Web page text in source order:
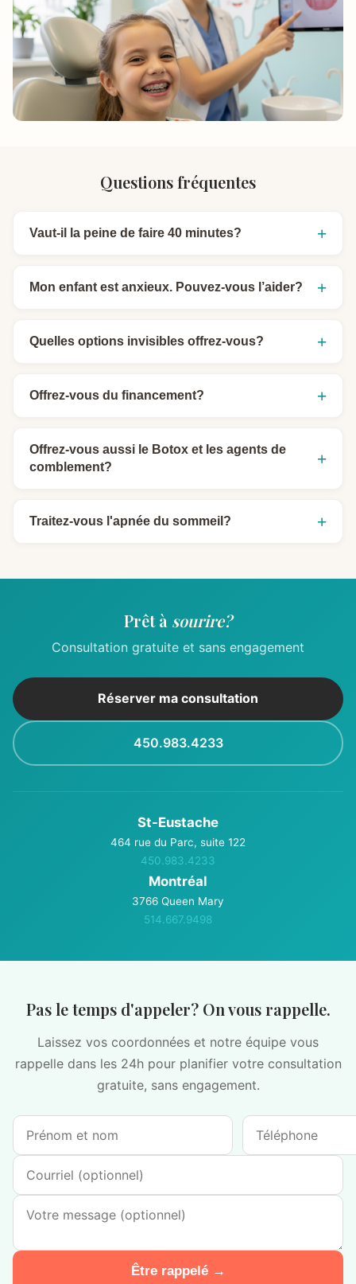
Questions fréquentes
Vaut-il la peine de faire 40 minutes?
Mon enfant est anxieux. Pouvez-vous l’aider?
Quelles options invisibles offrez-vous?
Offrez-vous du financement?
Offrez-vous aussi le Botox et les agents de
comblement?
Traitez-vous l'apnée du sommeil?
Prêt à sourire?
Consultation gratuite et sans engagement
Réserver ma consultation
450.983.4233
St-Eustache
464 rue du Parc, suite 122
450.983.4233
Montréal
3766 Queen Mary
514.667.9498
Pas le temps d'appeler? On vous rappelle.
Laissez vos coordonnées et notre équipe vous
rappelle dans les 24h pour planifier votre consultation
gratuite, sans engagement.
Être rappelé →